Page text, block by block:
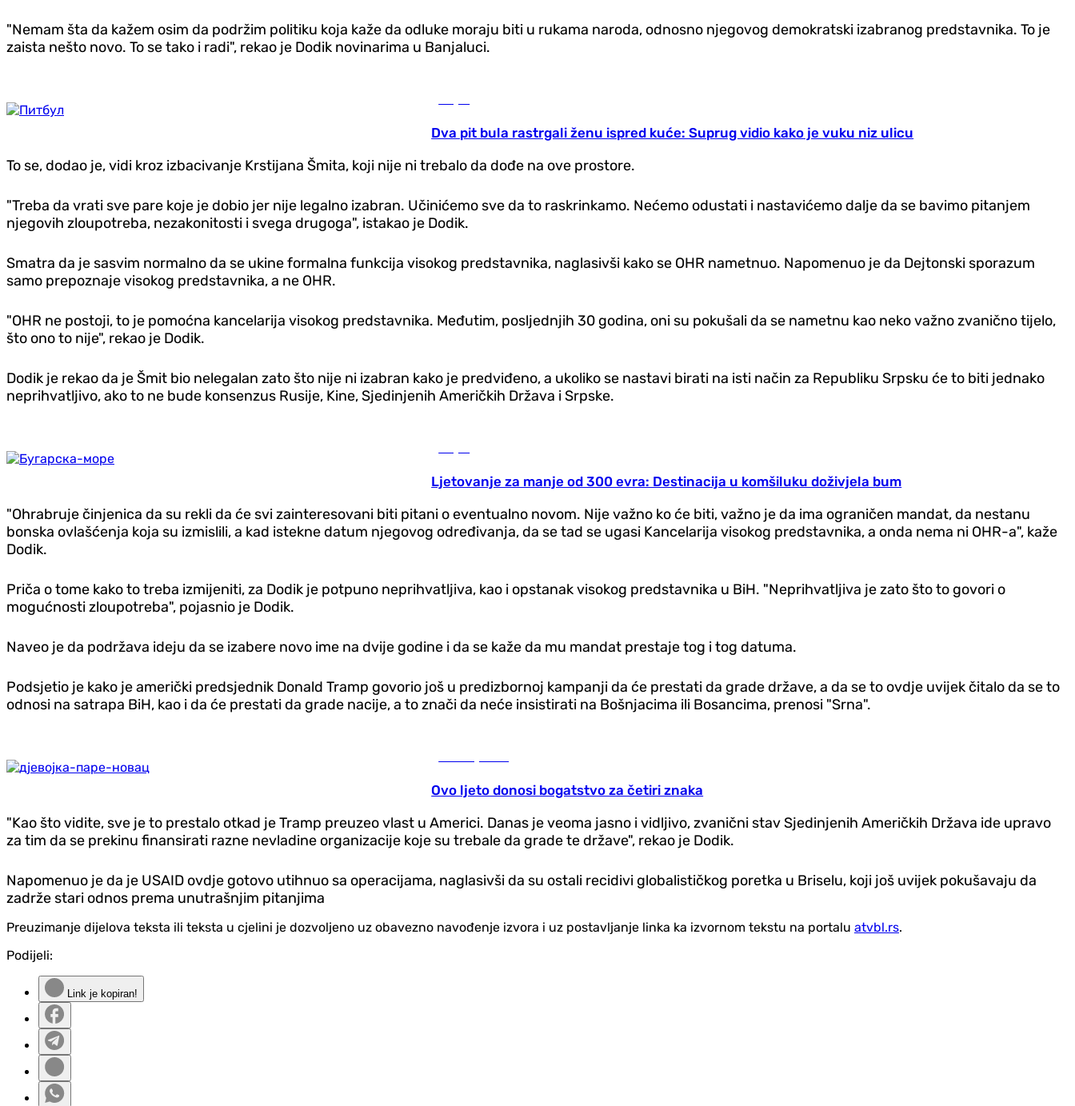
"Nemam šta da kažem osim da podržim politiku koja kaže da odluke moraju biti u rukama naroda, odnosno njegovog demokratski izabranog predstavnika. To je
zaista nešto novo. To se tako i radi", rekao je Dodik novinarima u Banjaluci.
Dva pit bula rastrgali ženu ispred kuće: Suprug vidio kako je vuku niz ulicu
To se, dodao je, vidi kroz izbacivanje Krstijana Šmita, koji nije ni trebalo da dođe na ove prostore.
"Treba da vrati sve pare koje je dobio jer nije legalno izabran. Učinićemo sve da to raskrinkamo. Nećemo odustati i nastavićemo dalje da se bavimo pitanjem
njegovih zloupotreba, nezakonitosti i svega drugoga", istakao je Dodik.
Smatra da je sasvim normalno da se ukine formalna funkcija visokog predstavnika, naglasivši kako se OHR nametnuo. Napomenuo je da Dejtonski sporazum
samo prepoznaje visokog predstavnika, a ne OHR.
"OHR ne postoji, to je pomoćna kancelarija visokog predstavnika. Međutim, posljednjih 30 godina, oni su pokušali da se nametnu kao neko važno zvanično tijelo,
što ono to nije", rekao je Dodik.
Dodik je rekao da je Šmit bio nelegalan zato što nije ni izabran kako je predviđeno, a ukoliko se nastavi birati na isti način za Republiku Srpsku će to biti jednako
neprihvatljivo, ako to ne bude konsenzus Rusije, Kine, Sjedinjenih Američkih Država i Srpske.
Ljetovanje za manje od 300 evra: Destinacija u komšiluku doživjela bum
"Ohrabruje činjenica da su rekli da će svi zainteresovani biti pitani o eventualno novom. Nije važno ko će biti, važno je da ima ograničen mandat, da nestanu
bonska ovlašćenja koja su izmislili, a kad istekne datum njegovog određivanja, da se tad se ugasi Kancelarija visokog predstavnika, a onda nema ni OHR-a", kaže
Dodik.
Priča o tome kako to treba izmijeniti, za Dodik je potpuno neprihvatljiva, kao i opstanak visokog predstavnika u BiH. "Neprihvatljiva je zato što to govori o
mogućnosti zloupotreba", pojasnio je Dodik.
Naveo je da podržava ideju da se izabere novo ime na dvije godine i da se kaže da mu mandat prestaje tog i tog datuma.
Podsjetio je kako je američki predsjednik Donald Tramp govorio još u predizbornoj kampanji da će prestati da grade države, a da se to ovdje uvijek čitalo da se to
odnosi na satrapa BiH, kao i da će prestati da grade nacije, a to znači da neće insistirati na Bošnjacima ili Bosancima, prenosi "Srna".
Ovo ljeto donosi bogatstvo za četiri znaka
"Kao što vidite, sve je to prestalo otkad je Tramp preuzeo vlast u Americi. Danas je veoma jasno i vidljivo, zvanični stav Sjedinjenih Američkih Država ide upravo
za tim da se prekinu finansirati razne nevladine organizacije koje su trebale da grade te države", rekao je Dodik.
Napomenuo je da je USAID ovdje gotovo utihnuo sa operacijama, naglasivši da su ostali recidivi globalističkog poretka u Briselu, koji još uvijek pokušavaju da
zadrže stari odnos prema unutrašnjim pitanjima
Preuzimanje dijelova teksta ili teksta u cjelini je dozvoljeno uz obavezno navođenje izvora i uz postavljanje linka ka izvornom tekstu na portalu atvbl.rs.
Podijeli:
Link je kopiran!